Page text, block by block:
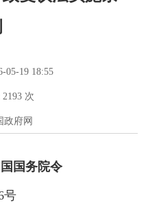
05-19 18:55
2193 次
政府网
国务院令
号